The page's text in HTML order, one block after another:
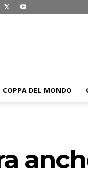
COPPA DEL MONDO